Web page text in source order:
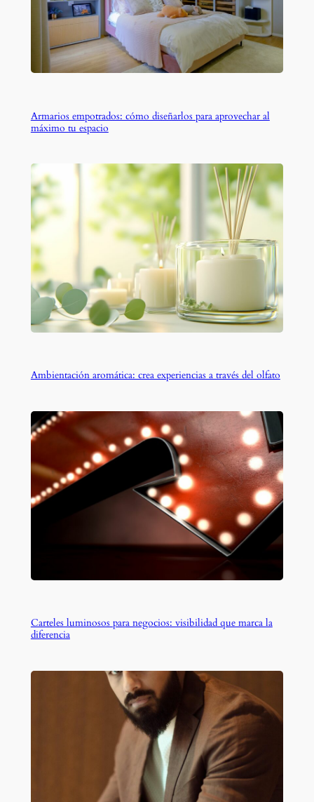
Armarios empotrados: cómo diseñarlos para aprovechar al
máximo tu espacio
Ambientación aromática: crea experiencias a través del olfato
Carteles luminosos para negocios: visibilidad que marca la
diferencia